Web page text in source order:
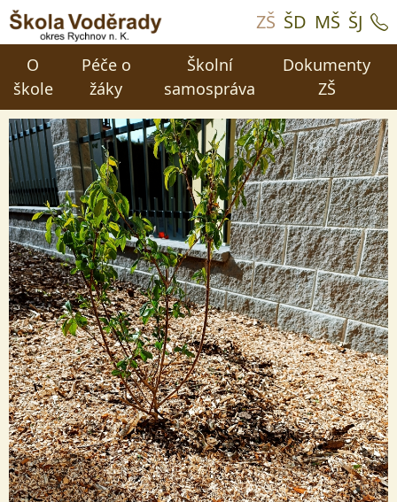
ZŠ ŠD MŠ ŠJ
O
škole
Péče o
žáky
Školní
samospráva
Dokumenty
ZŠ